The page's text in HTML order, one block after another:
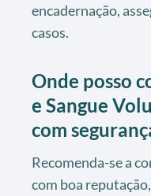
encadernação,
casos.
Onde posso
e Sangue
com
Recomenda-se a
com boa